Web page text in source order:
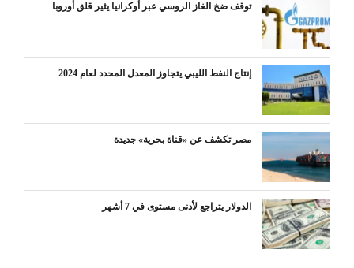
توقف ضخ الغاز الروسي عبر أوكرانيا يثير قلق أوروبا
إنتاج النفط الليبي يتجاوز المعدل المحدد لعام 2024
مصر تكشف عن «قناة بحرية» جديدة
الدولار يتراجع لأدنى مستوى في 7 أشهر